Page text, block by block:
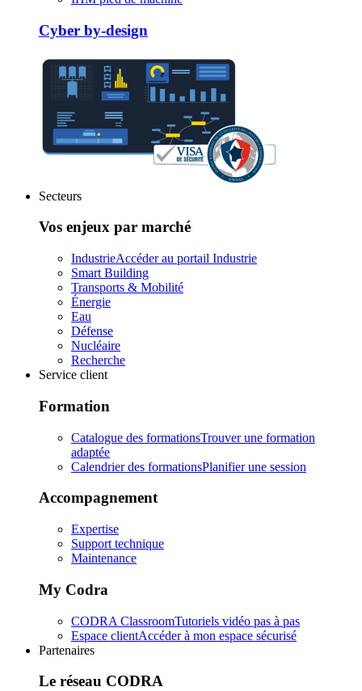
Cyber by-design
Secteurs
Vos enjeux par marché
IndustrieAccéder au portail Industrie
Smart Building
Transports & Mobilité
Énergie
Eau
Défense
Nucléaire
Recherche
Service client
Formation
Catalogue des formationsTrouver une formation
adaptée
Calendrier des formationsPlanifier une session
Accompagnement
Expertise
Support technique
Maintenance
My Codra
CODRA ClassroomTutoriels vidéo pas à pas
Espace clientAccéder à mon espace sécurisé
Partenaires
Le réseau CODRA